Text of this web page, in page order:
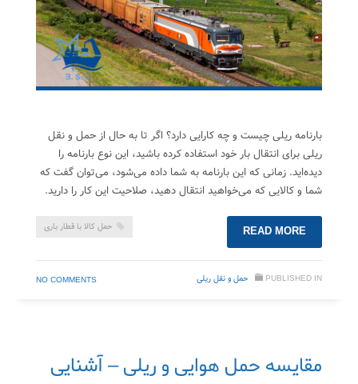
بارنامه ریلی چیست و چه کارایی دارد؟ اگر تا به حال از حمل و نقل
ریلی برای انتقال بار خود استفاده کرده باشید، این نوع بارنامه را
دیده‌اید. زمانی که این بارنامه به شما داده می‌شود، می‌توان گفت که
شما و کالایی که می‌خواهید انتقال دهید، صلاحیت این کار را دارید.
حمل کالا با قطار باری READ MORE
PUBLISHED IN حمل‌ و نقل ریلی NO COMMENTS
مقایسه حمل هوایی و ریلی – آشنایی